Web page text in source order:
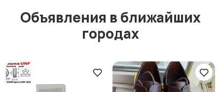
Объявления в ближайших
городах